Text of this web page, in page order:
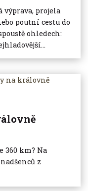
výprava, projela
poutní cestu do
ohledech:
360 km? Na
z